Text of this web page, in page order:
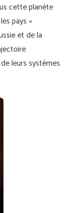
cette planète
pays «
et de la
leurs systèmes